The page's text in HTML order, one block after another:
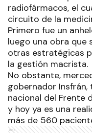
radiofármacos, el
circuito de la
Primero fue un
luego una obra que
otras estratégicas
la gestión macrista.
No obstante,
gobernador Insfrán,
nacional del Frente
y hoy ya es una
más de 560
Ads